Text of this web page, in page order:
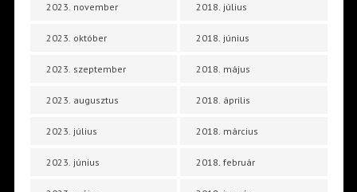
2023. november
2023. október
2023. szeptember
2023. augusztus
2023. július
2023. június
2018. július
2018. június
2018. május
2018. április
2018. március
2018. február